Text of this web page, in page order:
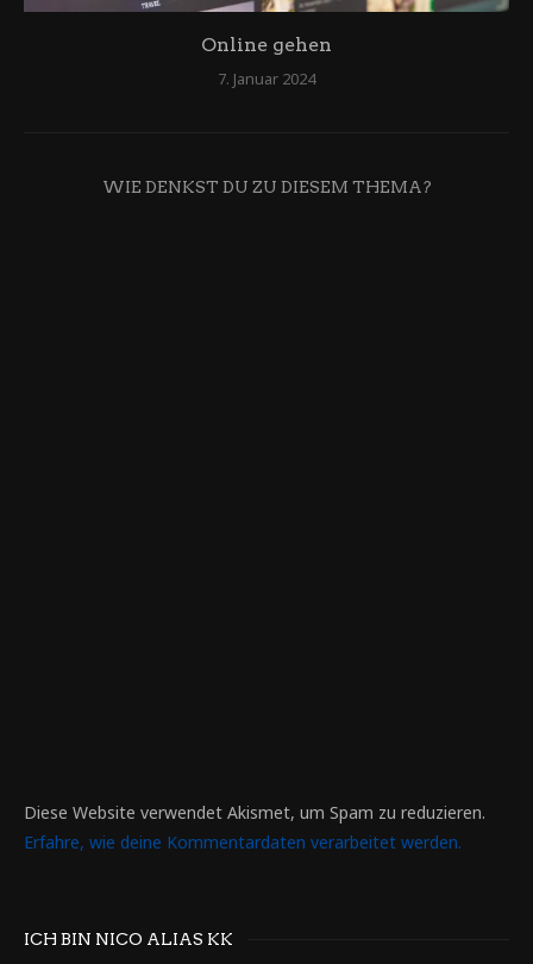
Online gehen
7. Januar 2024
WIE DENKST DU ZU DIESEM THEMA?
Diese Website verwendet Akismet, um Spam zu reduzieren.
Erfahre, wie deine Kommentardaten verarbeitet werden.
ICH BIN NICO ALIAS KK